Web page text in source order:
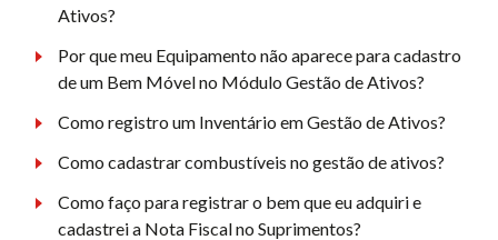
Ativos?
Por que meu Equipamento não aparece para cadastro
de um Bem Móvel no Módulo Gestão de Ativos?
Como registro um Inventário em Gestão de Ativos?
Como cadastrar combustíveis no gestão de ativos?
Como faço para registrar o bem que eu adquiri e
cadastrei a Nota Fiscal no Suprimentos?